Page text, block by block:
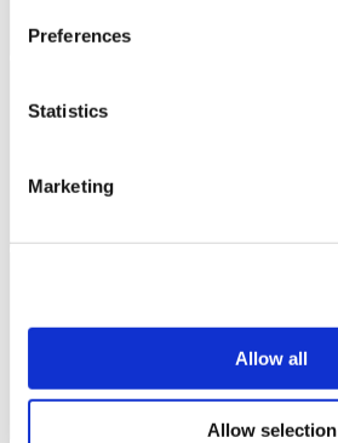
Preferences
Statistics
Marketing
Allow all
Allow selection